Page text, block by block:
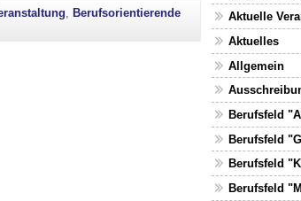
, Berufsorientierende
Aktuelle
Aktuelles
Allgemein
Berufsfeld
Berufsfeld
Berufsfeld
Berufsfeld